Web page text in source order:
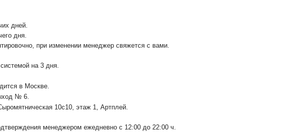
дней.
дня.
при изменении менеджер свяжется с вами.
на 3 дня.
в Москве.
№ 6.
10с10 , этаж 1, Артплей.
менеджером ежедневно с 12:00 до 22:00 ч.